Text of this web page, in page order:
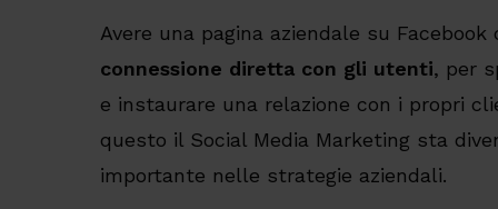
Avere una pagina aziendale su
connessione diretta con gli utenti, per
e instaurare una relazione con i propri
questo il Social Media Marketing sta
importante nelle strategie aziendali.